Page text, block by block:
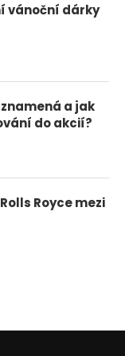
vánoční dárky
a jak
do akcií?
Royce mezi